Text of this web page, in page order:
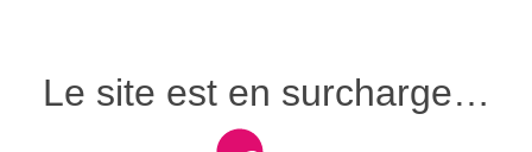
Le site est en surcharge…